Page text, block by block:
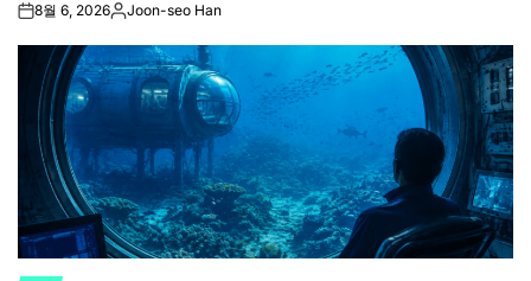
on8월 6, 2026Posted
Joon-seo Han